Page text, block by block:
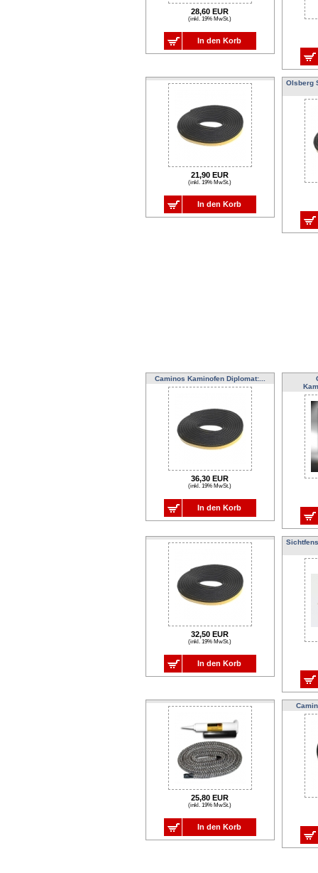
28,60 EUR
(inkl. 19% MwSt.)
In den Korb
21,90 EUR
(inkl. 19% MwSt.)
In den Korb
Olsberg
Caminos Kaminofen Diplomat:...
36,30 EUR
(inkl. 19% MwSt.)
In den Korb
32,50 EUR
(inkl. 19% MwSt.)
In den Korb
25,80 EUR
(inkl. 19% MwSt.)
In den Korb